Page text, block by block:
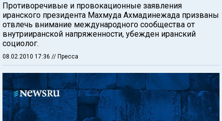
Противоречивые и провокационные заявления
иранского президента Махмуда Ахмадинежада призваны
отвлечь внимание международного сообщества от
внутрииранской напряженности, убежден иранский
социолог.
08.02.2010 17:36 // Пресса